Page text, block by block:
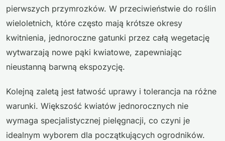
pierwszych przymrozków. W przeciwieństwie do roślin
wieloletnich, które często mają krótsze okresy
kwitnienia, jednoroczne gatunki przez całą wegetację
wytwarzają nowe pąki kwiatowe, zapewniając
nieustanną barwną ekspozycję.
Kolejną zaletą jest łatwość uprawy i tolerancja na różne
warunki. Większość kwiatów jednorocznych nie
wymaga specjalistycznej pielęgnacji, co czyni je
idealnym wyborem dla początkujących ogrodników.